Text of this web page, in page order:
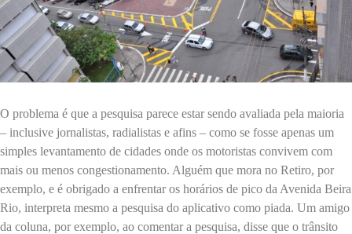
O problema é que a pesquisa parece estar sendo avaliada pela maioria
– inclusive jornalistas, radialistas e afins – como se fosse apenas um
simples levantamento de cidades onde os motoristas convivem com
mais ou menos congestionamento. Alguém que mora no Retiro, por
exemplo, e é obrigado a enfrentar os horários de pico da Avenida Beira
Rio, interpreta mesmo a pesquisa do aplicativo como piada. Um amigo
da coluna, por exemplo, ao comentar a pesquisa, disse que o trânsito